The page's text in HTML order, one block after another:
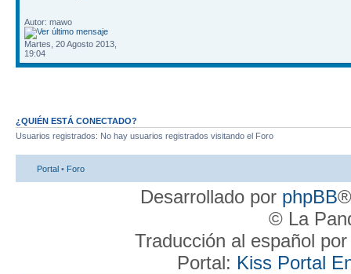
Autor: mawo
Martes, 20 Agosto 2013,
19:04
¿QUIÉN ESTÁ CONECTADO?
Usuarios registrados: No hay usuarios registrados visitando el Foro
Portal • Foro
Desarrollado por phpBB
© La
Traducción al español
Portal: Kiss Portal